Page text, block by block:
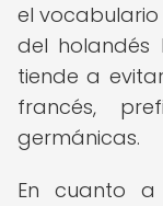
el vocabulario
del holandés
tiende a
francés,
germánicas.
En cuanto